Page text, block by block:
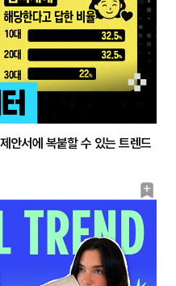
북
마
크
안서에 복붙할 수 있는 트렌드